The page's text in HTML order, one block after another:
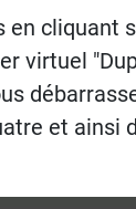
cliquant
virtuel
et ainsi